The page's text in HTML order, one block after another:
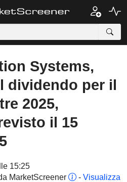
Systems,
dividendo per il
2025,
il 15
15:25
MarketScreener
- Visualizza